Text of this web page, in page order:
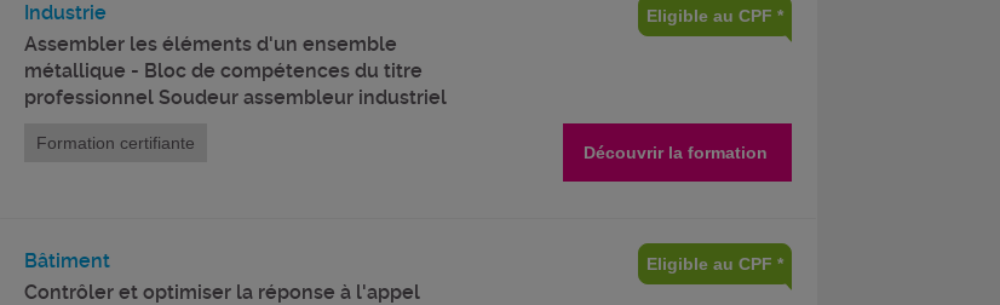
Industrie
Assembler les éléments d'un ensemble
métallique - Bloc de compétences du titre
professionnel Soudeur assembleur industriel
Eligible au CPF *
Formation certifiante Découvrir la formation
Bâtiment
Contrôler et optimiser la réponse à l'appel
Eligible au CPF *